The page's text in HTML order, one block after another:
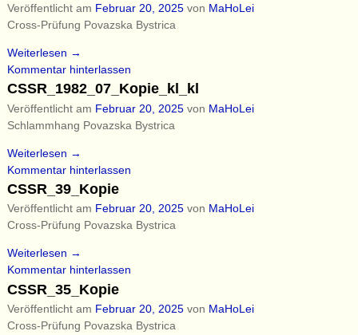
Veröffentlicht am Februar 20, 2025 von MaHoLei
Cross-Prüfung Povazska Bystrica
Weiterlesen →
Kommentar hinterlassen
CSSR_1982_07_Kopie_kl_kl
Veröffentlicht am Februar 20, 2025 von MaHoLei
Schlammhang Povazska Bystrica
Weiterlesen →
Kommentar hinterlassen
CSSR_39_Kopie
Veröffentlicht am Februar 20, 2025 von MaHoLei
Cross-Prüfung Povazska Bystrica
Weiterlesen →
Kommentar hinterlassen
CSSR_35_Kopie
Veröffentlicht am Februar 20, 2025 von MaHoLei
Cross-Prüfung Povazska Bystrica